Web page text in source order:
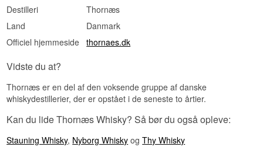
er selve fundamentet for al whisky. Det der
smage råsprit som Thornæs Åro giver en unik
indsigt i hvad et destilleri arbejder med fra dag ét
– og hvad der sker når eget og tiden sætter sig.
Destilleri
Thornæs
Land
Danmark
Officiel hjemmeside
thornaes.dk
Vidste du at?
Thornæs er en del af den voksende gruppe af danske
whiskydestillerier, der er opstået i de seneste to årtier.
Kan du lide Thornæs Whisky? Så bør du også opleve:
Stauning Whisky, Nyborg Whisky ogThy Whisky